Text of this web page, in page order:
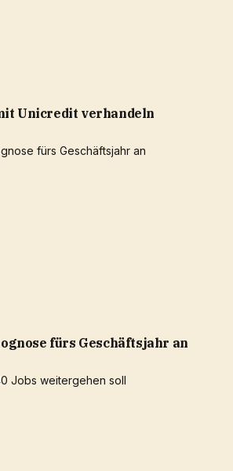
Unicredit verhandeln
fürs Geschäftsjahr an